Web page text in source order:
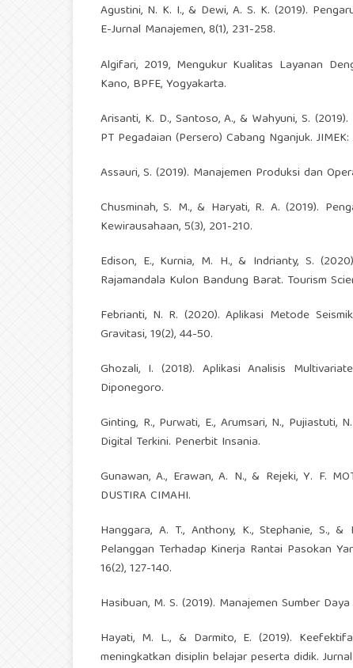
Agustini, N. K. I., & Dewi, A. S. K. (2019).
E-Jurnal Manajemen, 8(1), 231-258.
Algifari, 2019, Mengukur Kualitas Layanan
Kano, BPFE, Yogyakarta.
Arisanti, K. D., Santoso, A., & Wahyuni, S.
PT Pegadaian (Persero) Cabang Nganjuk.
Assauri, S. (2019). Manajemen Produksi dan
Chusminah, S. M., & Haryati, R. A. (2019).
Kewirausahaan, 5(3), 201-210.
Edison, E., Kurnia, M. H., & Indrianty, S.
Rajamandala Kulon Bandung Barat. Tourism
Febrianti, N. R. (2020). Aplikasi Metode
Gravitasi, 19(2), 44-50.
Ghozali, I. (2018). Aplikasi Analisis
Diponegoro.
Ginting, R., Purwati, E., Arumsari, N., Pujiastuti,
Digital Terkini. Penerbit Insania.
Gunawan, A., Erawan, A. N., & Rejeki, Y. F.
DUSTIRA CIMAHI.
Hanggara, A. T., Anthony, K., Stephanie, S.,
Pelanggan Terhadap Kinerja Rantai Pasokan
16(2), 127-140.
Hasibuan, M. S. (2019). Manajemen Sumber
Hayati, M. L., & Darmito, E. (2019).
meningkatkan disiplin belajar peserta didik.